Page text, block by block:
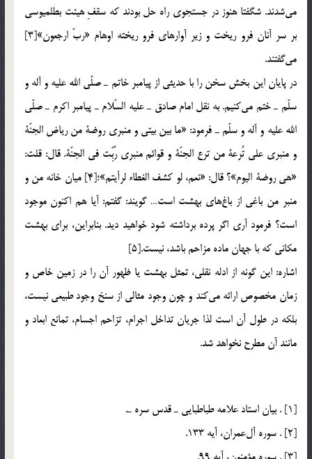
مي‌شدند. شگفتا هنوز در جستجوي راه حل بودند كه سقفِ هيئت بطلميوسي
بر سر آنان فرو ريخت و زير آوارهاي فرو ريخته اوهام «ربّ ارجعون»[3]
مي‌گفتند.
در پايان اين بخش سخن را با حديثي از پيامبر خاتم ـ صلّي الله عليه و آله و
سلّم ـ ختم مي‌كنيم. به نقل امام صادق ـ عليه السّلام ـ پيامبر اكرم ـ صلّي
الله عليه و آله و سلّم ـ فرمود: «ما بين بيتي و منبري روضة من رياض الجنّة
و منبري علي تُرعة من ترع الجنّة و قوائم منبري رُبِّت في الجنّة. قال: قلت:
«هي روضة اليوم»؟ قال: «نعم، لو كشف الغطاء لرأيتم»؛[4] ميان خانه من و
منبر من باغي از باغ‌هاي بهشت است… گويند: گفتم: آيا هم اكنون موجود
است؟ فرمود آري اگر پرده برداشته شود خواهيد ديد. بنابراين، براي بهشت
مكاني كه با جهان ماده مزاحم باشد، نيست.[5]
اشاره: اين گونه از ادله نقلي، تمثل بهشت يا ظهور آن را در زمين خاص و
زمان مخصوص ارائه مي‌كند و چون وجود مثالي از سنخ وجود طبيعي نيست،
بلكه در طول آن است لذا جريان تداخل اجرام، تزاحم اجسام، تمانع ابعاد و
مانند آن مطرح نخواهد شد.
[1] . بيان استاد علامه طباطبايي ـ قدس سره ـ.
[2] . سوره‌ آل‌عمران، آيه‌ 133.